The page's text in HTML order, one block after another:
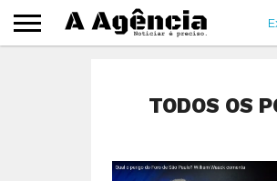
TODOS OS